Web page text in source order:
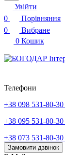
Увійти
0
Порівняння
0
Вибране
0 Кошик
Телефони
+38 098 531-80-30
+38 095 531-80-30
+38 073 531-80-30
Замовити дзвінок